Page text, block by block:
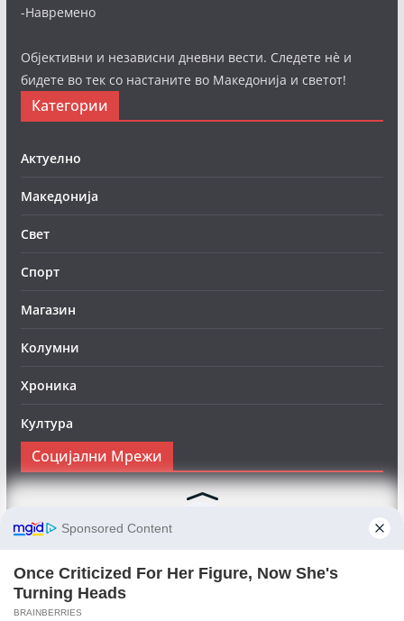
-Навремено
Објективни и независни дневни вести. Следете нè и
бидете во тек со настаните во Македонија и светот!
Категории
Актуелно
Македонија
Свет
Спорт
Магазин
Колумни
Хроника
Култура
Социјални Мрежи
Следете нè на Фејсбук за да сте во тек со најновите